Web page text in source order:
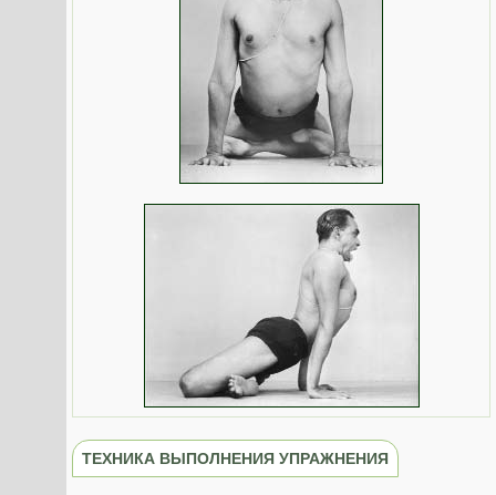
ТЕХНИКА ВЫПОЛНЕНИЯ УПРАЖНЕНИЯ